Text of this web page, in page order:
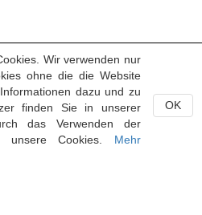
Wir verwenden nur
ohne die die Website
dazu und zu
finden Sie in unserer
das Verwenden der
unsere Cookies. Mehr
OK